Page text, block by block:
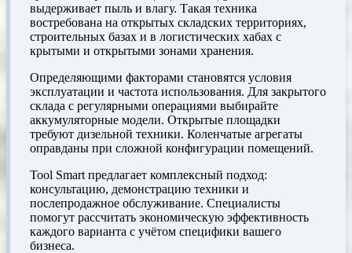
выдерживает пыль и влагу. Такая техника
востребована на открытых складских территориях,
строительных базах и в логистических хабах с
крытыми и открытыми зонами хранения.
Определяющими факторами становятся условия
эксплуатации и частота использования. Для закрытого
склада с регулярными операциями выбирайте
аккумуляторные модели. Открытые площадки
требуют дизельной техники. Коленчатые агрегаты
оправданы при сложной конфигурации помещений.
Tool Smart предлагает комплексный подход:
консультацию, демонстрацию техники и
послепродажное обслуживание. Специалисты
помогут рассчитать экономическую эффективность
каждого варианта с учётом специфики вашего
бизнеса.